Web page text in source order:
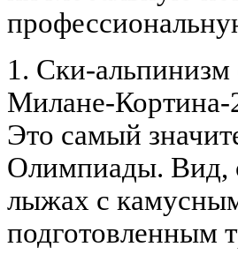
1. Ски-
Милане-Кортина-
Это самый
Олимпиады. Вид,
лыжах с
подготовленным